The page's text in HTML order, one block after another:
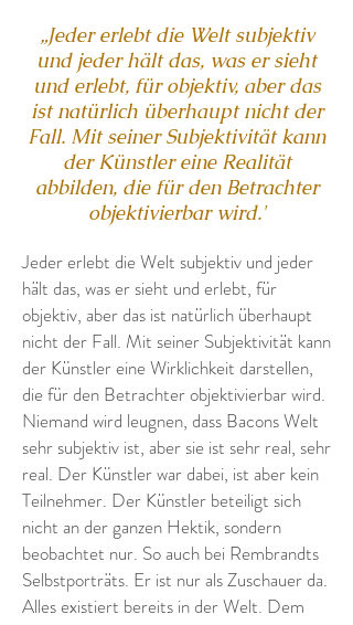
„Jeder erlebt die Welt subjektiv
und jeder hält das, was er sieht
und erlebt, für objektiv, aber das
ist natürlich überhaupt nicht der
Fall. Mit seiner Subjektivität kann
der Künstler eine Realität
abbilden, die für den Betrachter
objektivierbar wird.'
Jeder erlebt die Welt subjektiv und jeder
hält das, was er sieht und erlebt, für
objektiv, aber das ist natürlich überhaupt
nicht der Fall. Mit seiner Subjektivität kann
der Künstler eine Wirklichkeit darstellen,
die für den Betrachter objektivierbar wird.
Niemand wird leugnen, dass Bacons Welt
sehr subjektiv ist, aber sie ist sehr real, sehr
real. Der Künstler war dabei, ist aber kein
Teilnehmer. Der Künstler beteiligt sich
nicht an der ganzen Hektik, sondern
beobachtet nur. So auch bei Rembrandts
Selbstporträts. Er ist nur als Zuschauer da.
Alles existiert bereits in der Welt. Dem